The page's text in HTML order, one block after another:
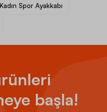
Spor Ayakkabı
başla!